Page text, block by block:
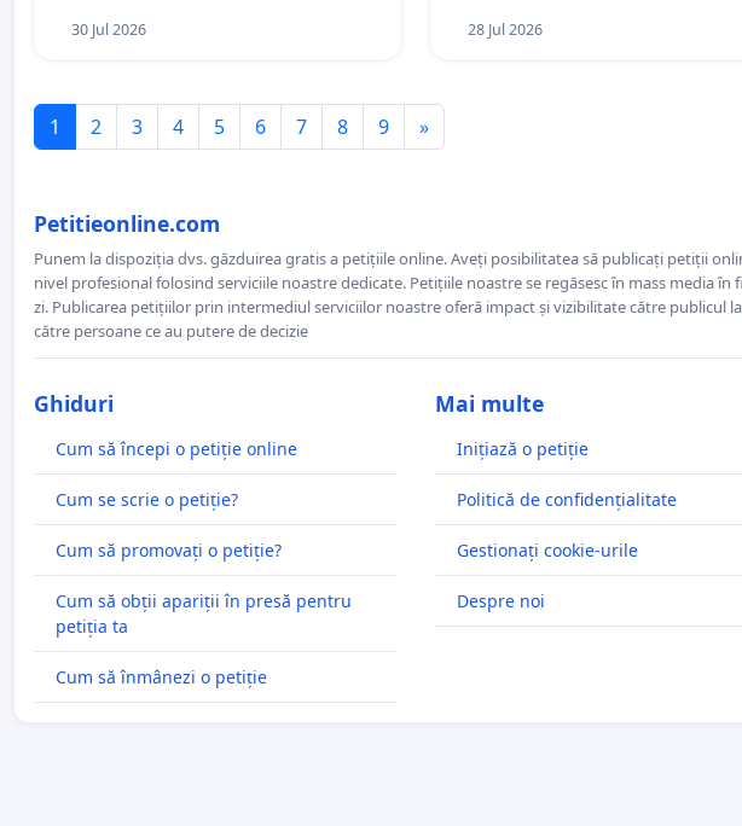
30 Jul 2026 28 Jul 2026
1 2 3 4 5 6 7 8 9 »
Petitieonline.com
Punem la dispoziția dvs. găzduirea gratis a petițiile online. Aveți posibilitatea să publicați petiții
nivel profesional folosind serviciile noastre dedicate. Petițiile noastre se regăsesc în mass media în
zi. Publicarea petițiilor prin intermediul serviciilor noastre oferă impact și vizibilitate către publicul
către persoane ce au putere de decizie
Ghiduri
Cum să începi o petiție online
Cum se scrie o petiție?
Cum să promovați o petiție?
Cum să obții apariții în presă pentru
petiția ta
Cum să înmânezi o petiție
Mai multe
Inițiază o petiție
Politică de confidențialitate
Gestionați cookie-urile
Despre noi